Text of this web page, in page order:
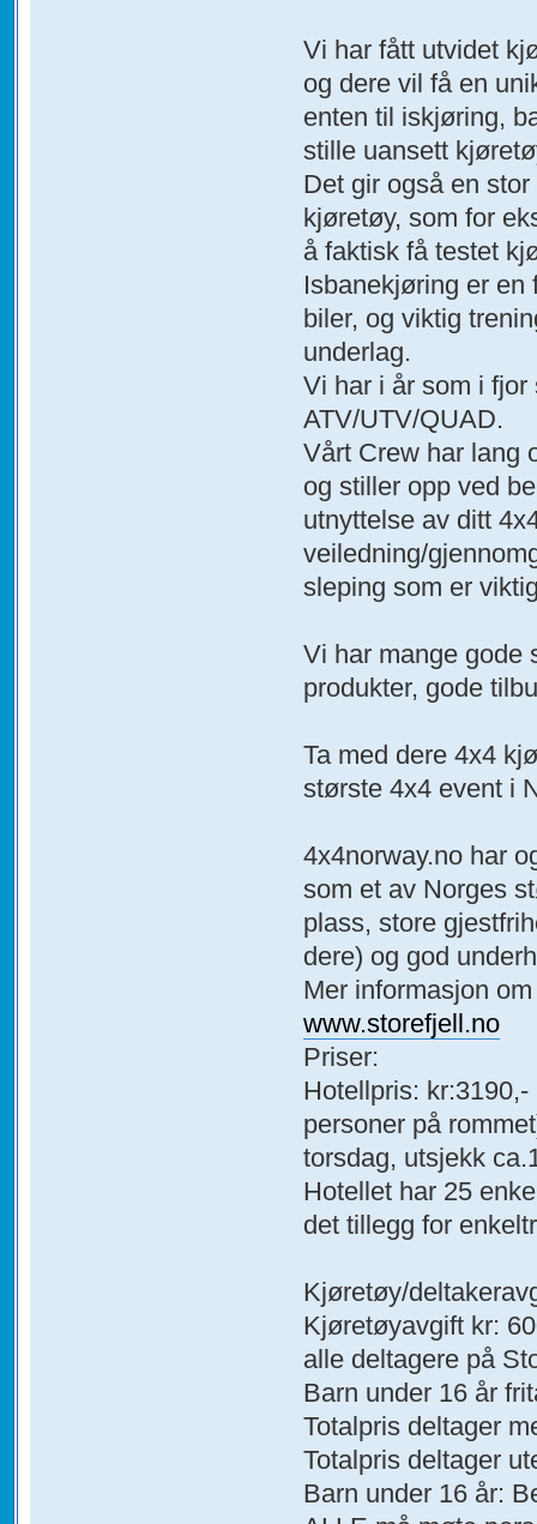
Vi har fått utvidet
og dere vil få en
enten til iskjøring,
stille uansett
Det gir også en
kjøretøy, som for
å faktisk få testet
Isbanekjøring er en
biler, og viktig
underlag.
Vi har i år som i
ATV/UTV/QUAD.
Vårt Crew har lang
og stiller opp ved
utnyttelse av ditt
veiledning/
sleping som er
Vi har mange gode
produkter, gode
Ta med dere 4x4
største 4x4 event i
4x4norway.no har
som et av Norges
plass, store
dere) og god
Mer informasjon
www.storefjell.no
Priser:
Hotellpris:
personer på
torsdag, utsjekk
Hotellet har 25
det tillegg for
Kjøretøy/
Kjøretøyavgift kr:
alle deltagere på
Barn under 16 år
Totalpris deltager
Totalpris deltager
Barn under 16 år: